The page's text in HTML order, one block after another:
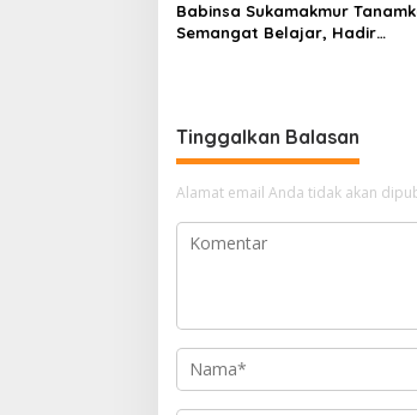
Babinsa Sukamakmur
Semangat Belajar, Hadir
Tinggalkan Balasan
Alamat email Anda tidak akan